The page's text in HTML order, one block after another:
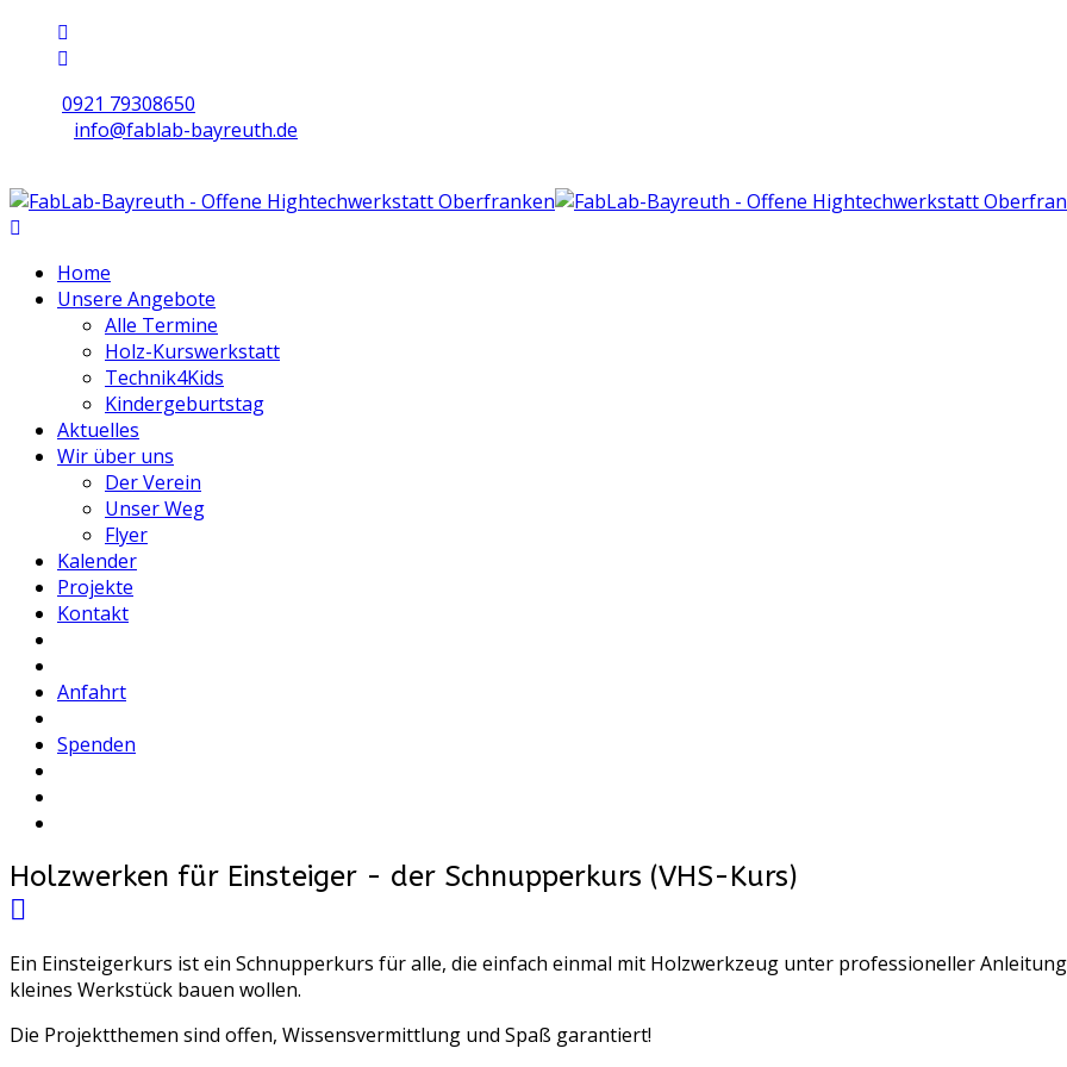
0921 79308650
info@fablab-bayreuth.de
Home
Unsere Angebote
Alle Termine
Holz-Kurswerkstatt
Technik4Kids
Kindergeburtstag
Aktuelles
Wir über uns
Der Verein
Unser Weg
Flyer
Kalender
Projekte
Kontakt
Anfahrt
Spenden
Holzwerken für Einsteiger - der Schnupperkurs (VHS-Kurs)
Ein Einsteigerkurs ist ein Schnupperkurs für alle, die einfach einmal mit Holzwerkzeug unter professioneller
kleines Werkstück bauen wollen.
Die Projektthemen sind offen, Wissensvermittlung und Spaß garantiert!